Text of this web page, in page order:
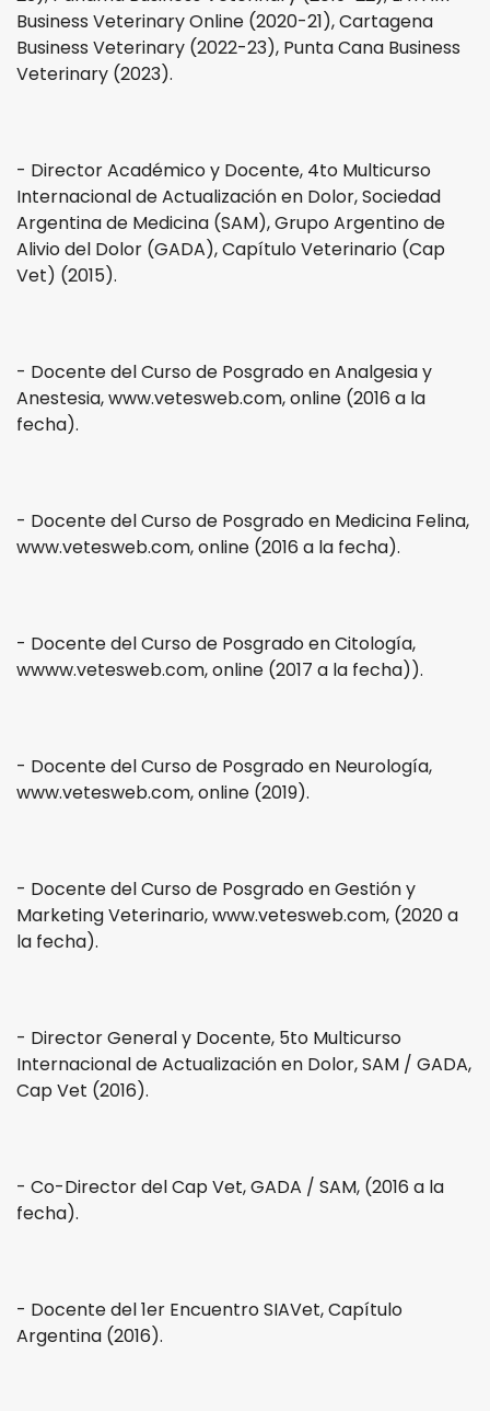
Business Veterinary Online (2020-21), Cartagena
Business Veterinary (2022-23), Punta Cana Business
Veterinary (2023).
- Director Académico y Docente, 4to Multicurso
Internacional de Actualización en Dolor, Sociedad
Argentina de Medicina (SAM), Grupo Argentino de
Alivio del Dolor (GADA), Capítulo Veterinario (Cap
Vet) (2015).
- Docente del Curso de Posgrado en Analgesia y
Anestesia, www.vetesweb.com, online (2016 a la
fecha).
- Docente del Curso de Posgrado en Medicina Felina,
www.vetesweb.com, online (2016 a la fecha).
- Docente del Curso de Posgrado en Citología,
wwww.vetesweb.com, online (2017 a la fecha)).
- Docente del Curso de Posgrado en Neurología,
www.vetesweb.com, online (2019).
- Docente del Curso de Posgrado en Gestión y
Marketing Veterinario, www.vetesweb.com, (2020 a
la fecha).
- Director General y Docente, 5to Multicurso
Internacional de Actualización en Dolor, SAM / GADA,
Cap Vet (2016).
- Co-Director del Cap Vet, GADA / SAM, (2016 a la
fecha).
- Docente del 1er Encuentro SIAVet, Capítulo
Argentina (2016).